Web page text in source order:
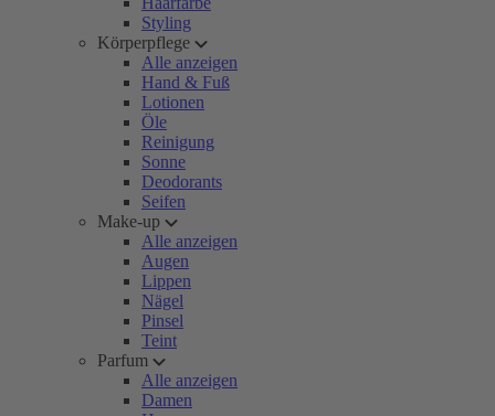
Styling
Körperpflege
Alle anzeigen
Hand & Fuß
Lotionen
Öle
Reinigung
Sonne
Deodorants
Seifen
Make-up
Alle anzeigen
Augen
Lippen
Nägel
Pinsel
Teint
Parfum
Alle anzeigen
Damen